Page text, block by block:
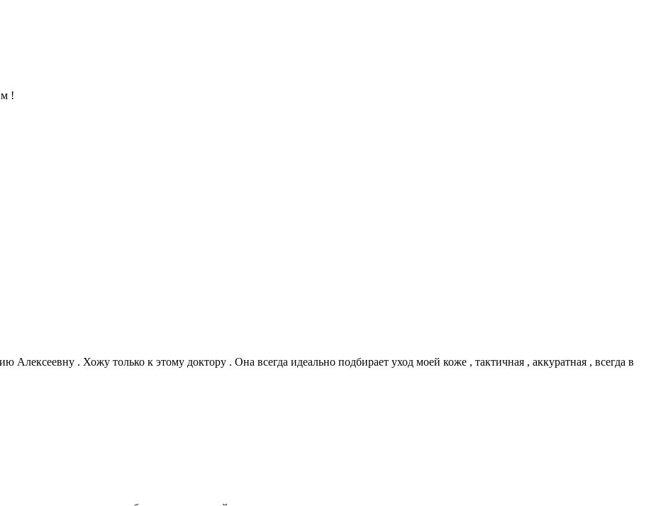
!
Алексеевну . Хожу только к этому доктору . Она всегда идеально подбирает уход моей коже , тактичная , аккуратная , всегда в